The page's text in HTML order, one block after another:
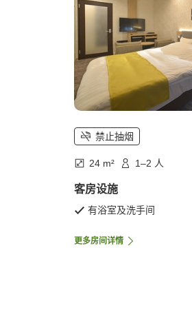
禁止抽烟
24 m² 1–2 人
客房设施
有浴室及洗手间
更多房间详情